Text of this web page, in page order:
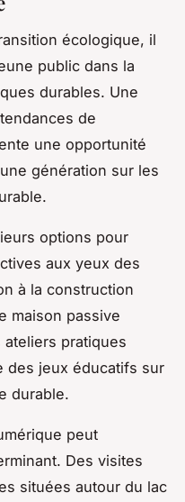
écologique, il
public dans la
durables. Une
de
une opportunité
génération sur les
options pour
aux yeux des
à la construction
maison passive
pratiques
des jeux éducatifs sur
durable.
peut
Des visites
situées autour du lac